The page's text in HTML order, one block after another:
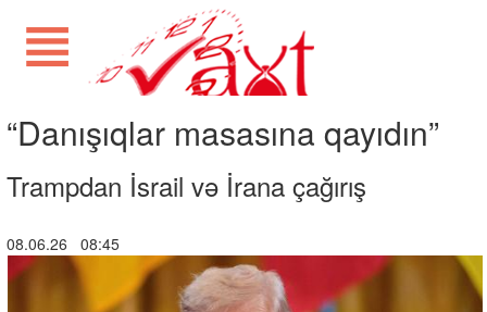
“Danışıqlar masasına qayıdın”
Trampdan İsrail və İrana çağırış
08.06.26 08:45